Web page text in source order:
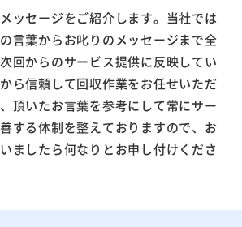
ッセージをご紹介します。当社では
言葉からお叱りのメッセージまで全
回からのサービス提供に反映してい
ら信頼して回収作業をお任せいただ
頂いたお言葉を参考にして常にサー
する体制を整えておりますので、お
ましたら何なりとお申し付けくださ